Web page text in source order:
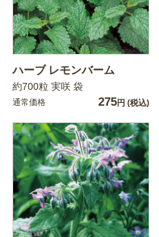
ハーブ レモンバーム
約700粒 実咲 袋
通常価格 275円 (税込)